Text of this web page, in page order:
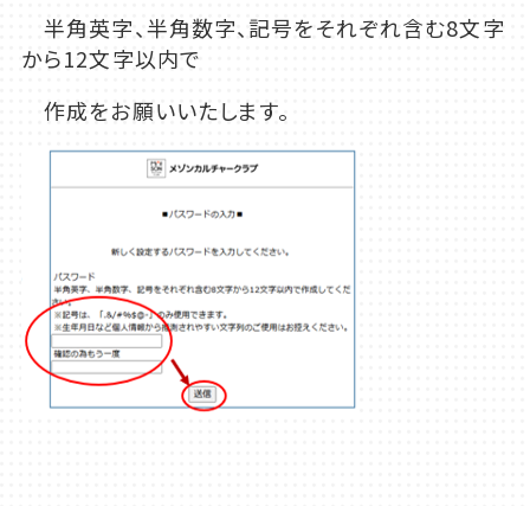
半角英字、半角数字、記号をそれぞれ含む8文字
から12文字以内で
作成をお願いいたします。